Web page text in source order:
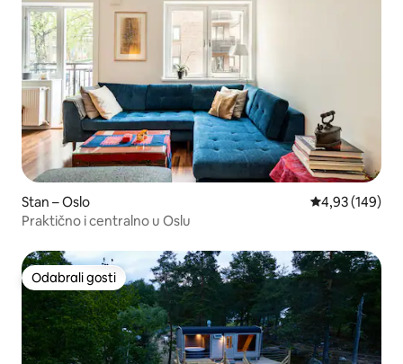
Stan – Oslo Prosječna
4,93 (149)
Praktično i centralno u Oslu
Odabrali gosti
Odabrali gosti